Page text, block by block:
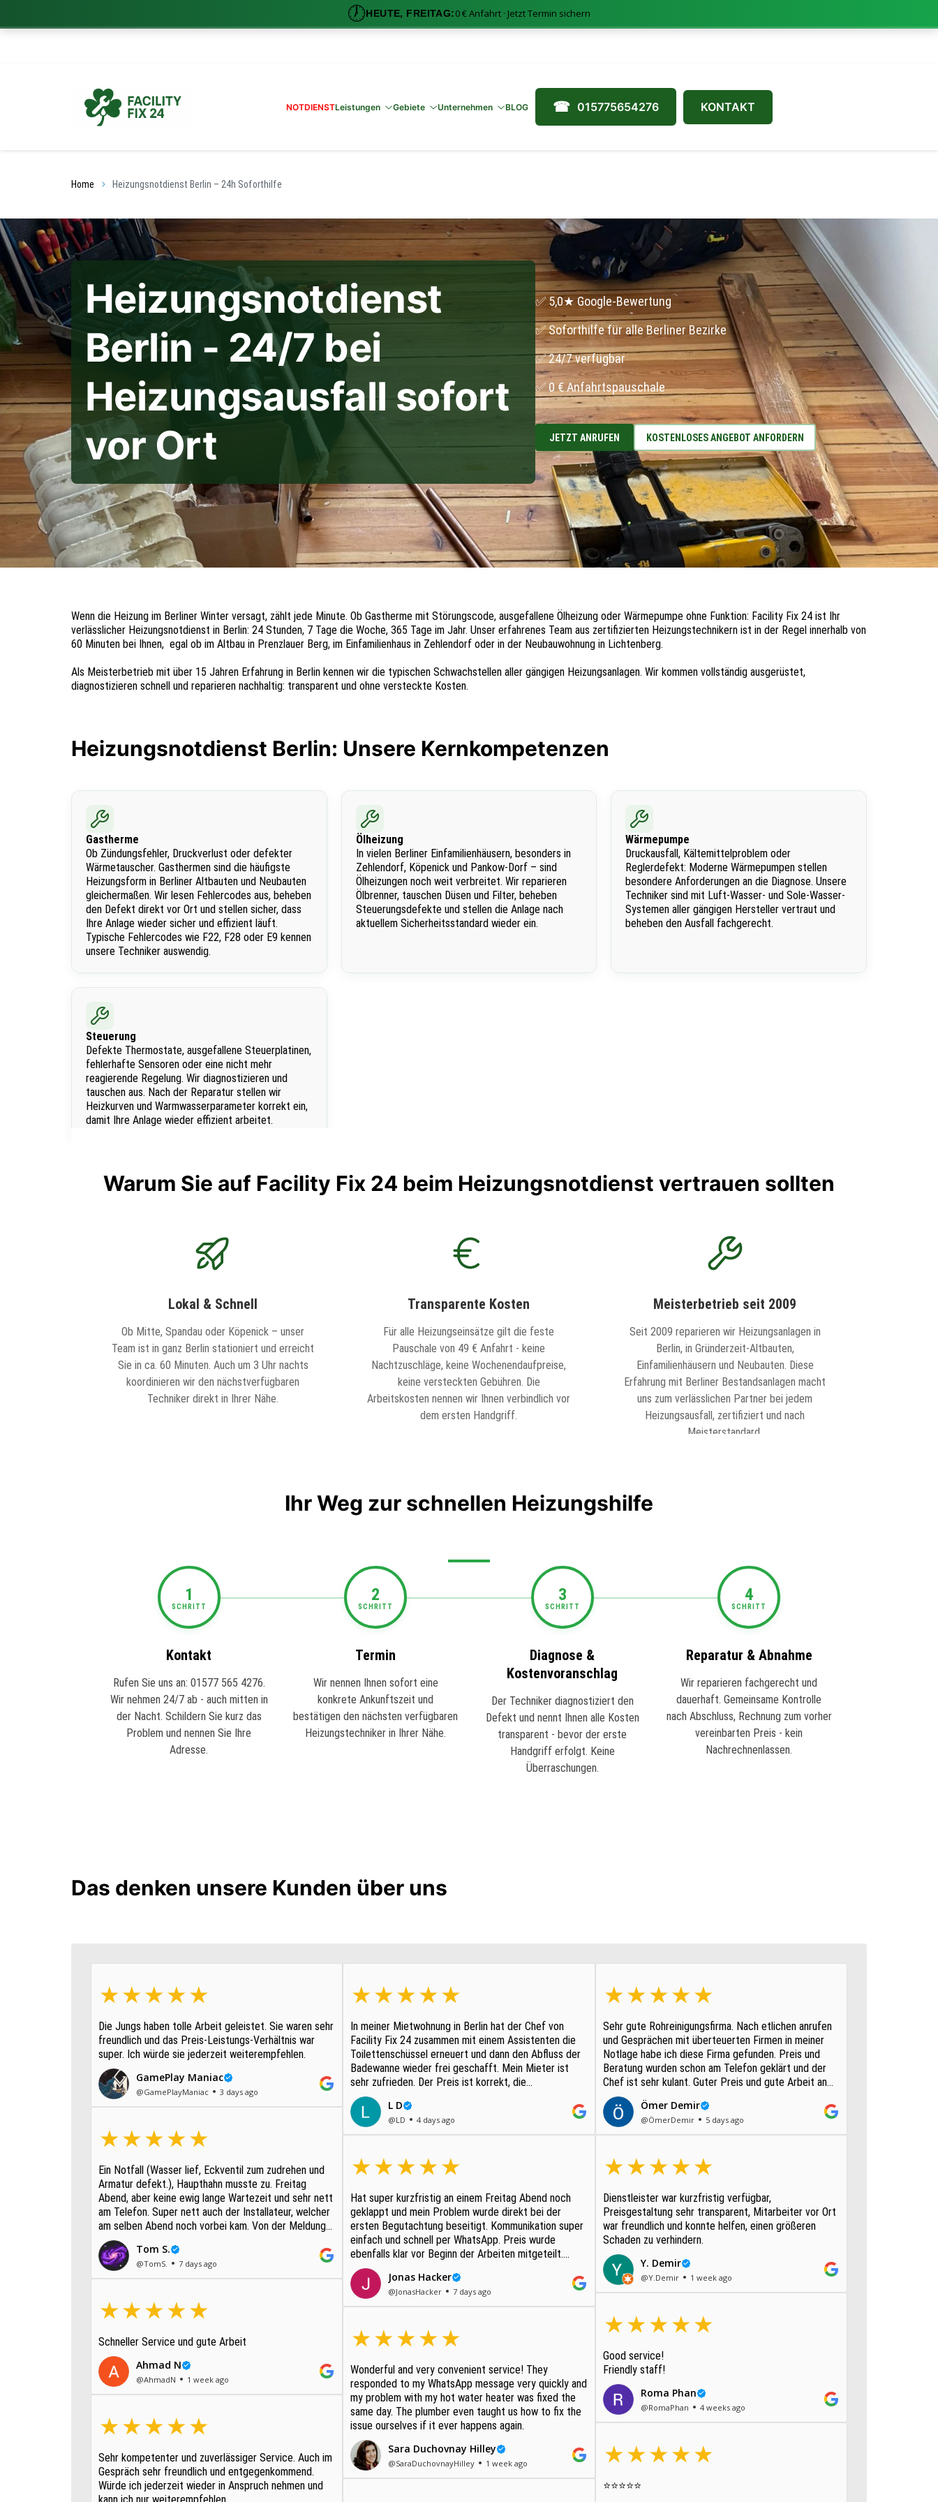
🕖HEUTE, FREITAG: 0 € Anfahrt · Jetzt Termin sichern
NOTDIENSTLeistungen Gebiete Unternehmen BLOG 015775654276 KONTAKT
Home Heizungsnotdienst Berlin – 24h Soforthilfe
Heizungsnotdienst
Berlin - 24/7 bei
Heizungsausfall sofort
vor Ort
✅ 5,0★ Google-Bewertung
✅ Soforthilfe für alle Berliner Bezirke
✅ 24/7 verfügbar
✅ 0 € Anfahrtspauschale
JETZT ANRUFEN KOSTENLOSES ANGEBOT ANFORDERN
Wenn die Heizung im Berliner Winter versagt, zählt jede Minute. Ob Gastherme mit Störungscode, ausgefallene Ölheizung oder Wärmepumpe ohne Funktion: Facility Fix 24 ist Ihr
verlässlicher Heizungsnotdienst in Berlin: 24 Stunden, 7 Tage die Woche, 365 Tage im Jahr. Unser erfahrenes Team aus zertifizierten Heizungstechnikern ist in der Regel innerhalb von
60 Minuten bei Ihnen, egal ob im Altbau in Prenzlauer Berg, im Einfamilienhaus in Zehlendorf oder in der Neubauwohnung in Lichtenberg.
Als Meisterbetrieb mit über 15 Jahren Erfahrung in Berlin kennen wir die typischen Schwachstellen aller gängigen Heizungsanlagen. Wir kommen vollständig ausgerüstet,
diagnostizieren schnell und reparieren nachhaltig: transparent und ohne versteckte Kosten.
Heizungsnotdienst Berlin: Unsere Kernkompetenzen
Gastherme
Ob Zündungsfehler, Druckverlust oder defekter
Wärmetauscher. Gasthermen sind die häufigste
Heizungsform in Berliner Altbauten und Neubauten
gleichermaßen. Wir lesen Fehlercodes aus, beheben
den Defekt direkt vor Ort und stellen sicher, dass
Ihre Anlage wieder sicher und effizient läuft.
Typische Fehlercodes wie F22, F28 oder E9 kennen
unsere Techniker auswendig.
Ölheizung
In vielen Berliner Einfamilienhäusern, besonders in
Zehlendorf, Köpenick und Pankow-Dorf – sind
Ölheizungen noch weit verbreitet. Wir reparieren
Ölbrenner, tauschen Düsen und Filter, beheben
Steuerungsdefekte und stellen die Anlage nach
aktuellem Sicherheitsstandard wieder ein.
Wärmepumpe
Druckausfall, Kältemittelproblem oder
Reglerdefekt: Moderne Wärmepumpen stellen
besondere Anforderungen an die Diagnose. Unsere
Techniker sind mit Luft-Wasser- und Sole-Wasser-
Systemen aller gängigen Hersteller vertraut und
beheben den Ausfall fachgerecht.
Steuerung
Defekte Thermostate, ausgefallene Steuerplatinen,
fehlerhafte Sensoren oder eine nicht mehr
reagierende Regelung. Wir diagnostizieren und
tauschen aus. Nach der Reparatur stellen wir
Heizkurven und Warmwasserparameter korrekt ein,
damit Ihre Anlage wieder effizient arbeitet.
Warum Sie auf Facility Fix 24 beim Heizungsnotdienst vertrauen sollten
Lokal & Schnell
Ob Mitte, Spandau oder Köpenick – unser
Team ist in ganz Berlin stationiert und erreicht
Sie in ca. 60 Minuten. Auch um 3 Uhr nachts
koordinieren wir den nächstverfügbaren
Techniker direkt in Ihrer Nähe.
Transparente Kosten
Für alle Heizungseinsätze gilt die feste
Pauschale von 49 € Anfahrt - keine
Nachtzuschläge, keine Wochenendaufpreise,
keine versteckten Gebühren. Die
Arbeitskosten nennen wir Ihnen verbindlich vor
dem ersten Handgriff.
Meisterbetrieb seit 2009
Seit 2009 reparieren wir Heizungsanlagen in
Berlin, in Gründerzeit-Altbauten,
Einfamilienhäusern und Neubauten. Diese
Erfahrung mit Berliner Bestandsanlagen macht
uns zum verlässlichen Partner bei jedem
Heizungsausfall, zertifiziert und nach
Meisterstandard.
Ihr Weg zur schnellen Heizungshilfe
1
SCHRITT
Kontakt
Rufen Sie uns an: 01577 565 4276.
Wir nehmen 24/7 ab - auch mitten in
der Nacht. Schildern Sie kurz das
Problem und nennen Sie Ihre
Adresse.
2
SCHRITT
Termin
Wir nennen Ihnen sofort eine
konkrete Ankunftszeit und
bestätigen den nächsten verfügbaren
Heizungstechniker in Ihrer Nähe.
3
SCHRITT
Diagnose &
Kostenvoranschlag
Der Techniker diagnostiziert den
Defekt und nennt Ihnen alle Kosten
transparent - bevor der erste
Handgriff erfolgt. Keine
Überraschungen.
4
SCHRITT
Reparatur & Abnahme
Wir reparieren fachgerecht und
dauerhaft. Gemeinsame Kontrolle
nach Abschluss, Rechnung zum vorher
vereinbarten Preis - kein
Nachrechnenlassen.
Das denken unsere Kunden über uns
Die Jungs haben tolle Arbeit geleistet. Sie waren sehr
freundlich und das Preis-Leistungs-Verhältnis war
super. Ich würde sie jederzeit weiterempfehlen.
GamePlay Maniac
@GamePlayManiac 3 days ago
In meiner Mietwohnung in Berlin hat der Chef von
Facility Fix 24 zusammen mit einem Assistenten die
Toilettenschüssel erneuert und dann den Abfluss der
Badewanne wieder frei geschafft. Mein Mieter ist
sehr zufrieden. Der Preis ist korrekt, die
Kommunikation sehr gut, stets erreichbar, den Termin
...
L D
@LD 4 days ago
Sehr gute Rohreinigungsfirma. Nach etlichen anrufen
und Gesprächen mit überteuerten Firmen in meiner
Notlage habe ich diese Firma gefunden. Preis und
Beratung wurden schon am Telefon geklärt und der
Chef ist sehr kulant. Guter Preis und gute Arbeit an
einem Sonntag.
Ömer Demir
@ÖmerDemir 5 days ago
Ein Notfall (Wasser lief, Eckventil zum zudrehen und
Armatur defekt.), Haupthahn musste zu. Freitag
Abend, aber keine ewig lange Wartezeit und sehr nett
am Telefon. Super nett auch der Installateur, welcher
am selben Abend noch vorbei kam. Von der Meldung
bis zur Behebung gerade einmal um die 2 S...
Tom S.
@TomS. 7 days ago
Hat super kurzfristig an einem Freitag Abend noch
geklappt und mein Problem wurde direkt bei der
ersten Begutachtung beseitigt. Kommunikation super
einfach und schnell per WhatsApp. Preis wurde
ebenfalls klar vor Beginn der Arbeiten mitgeteilt.
Vielen Dank!
Jonas Hacker
@JonasHacker 7 days ago
Dienstleister war kurzfristig verfügbar,
Preisgestaltung sehr transparent, Mitarbeiter vor Ort
war freundlich und konnte helfen, einen größeren
Schaden zu verhindern.
Y. Demir
@Y.Demir 1 week ago
Schneller Service und gute Arbeit
Ahmad N
@AhmadN 1 week ago
Wonderful and very convenient service! They
responded to my WhatsApp message very quickly and
my problem with my hot water heater was fixed the
same day. The plumber even taught us how to fix the
issue ourselves if it ever happens again.
Sara Duchovnay Hilley
@SaraDuchovnayHilley 1 week ago
Good service!
Friendly staff!
Roma Phan
@RomaPhan 4 weeks ago
Sehr kompetenter und zuverlässiger Service. Auch im
Gespräch sehr freundlich und entgegenkommend.
Würde ich jederzeit wieder in Anspruch nehmen und
⭐⭐⭐⭐⭐